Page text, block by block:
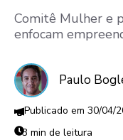
Comitê Mulher e
enfocam
Paulo
30/04/
3 min de leitura